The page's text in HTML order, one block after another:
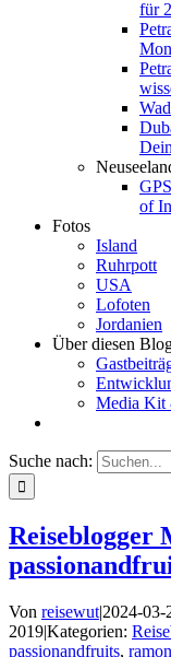
für
of
Fotos
Island
Ruhrpott
USA
Lofoten
Jordanien
Über diesen
Media Kit
Suche nach:
Reiseblogger
Von reisewut|2024-03-
2019|Kategorien:
passionandfruits,